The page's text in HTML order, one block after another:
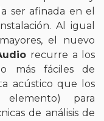
ser afinada en el
Al igual
el nuevo
recurre a los
más fáciles de
acústico que los
para
de análisis de